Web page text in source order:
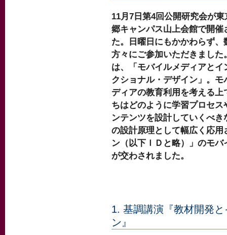
11月7日第4回公開研究会が
郷キャンパス山上会館で開催
た。日曜日にもかかわらず、
方々にご参加いただきました
は、「モバイルメディアとイ
クショナル・デザイン」。モ
ディアの教育利用を考える上
ちはどのように学習プロセス
ンテンツを設計していくべ
の設計原理として幅広く応
ン（以下ＩＤと略）」のモ
が交わされました。
1. 基調講演『教材開発
ン』